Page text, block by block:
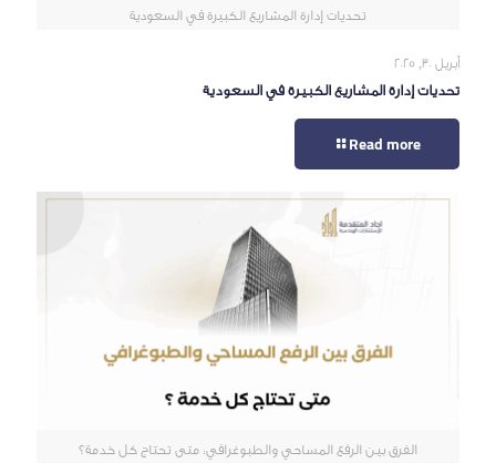
تحديات إدارة المشاريع الكبيرة في السعودية
أبريل 30, 2025
تحديات إدارة المشاريع الكبيرة في السعودية
Read more
الفرق بين الرفع المساحي والطبوغرافي: متى تحتاج كل خدمة؟